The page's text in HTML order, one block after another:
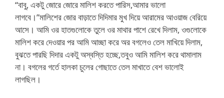
“বাবু, একটু জোরে জোরে মালিশ করতে পারিস,আমার ভালো
লাগবে।”মালিশের জোর বাড়াতে দিদিমার মুখ দিয়ে আরামের আওয়াজ বেরিয়ে
আসে। আমি ওর হাতগুলোকে তুলে ওর মাথার পাশে রেখে দিলাম, ওগুলোকে
মালিশ করে দেওয়ার পর আমি আচ্ছা করে অর বগলেও তেল মাখিয়ে দিলাম,
বুঝতে পারছি দিদার একটু অস্বস্তি হচ্ছে,তবুও আমি মালিশ করে থামালাম
না। বগলের গর্তে হালকা চুলের গোছাতে তেল মাখাতে বেশ ভালোই
লাগছিল।